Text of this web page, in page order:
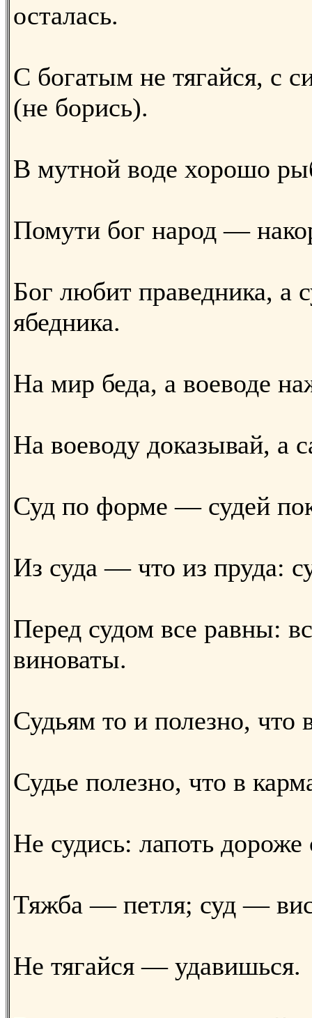
осталась.
С богатым не тягайся, с
(не борись).
В мутной воде хорошо
Помути бог народ —
Бог любит праведника, а
ябедника.
На мир беда, а воеводе
На воеводу доказывай, а
Суд по форме — судей
Из суда — что из пруда:
Перед судом все равны:
виноваты.
Судьям то и полезно, что
Судье полезно, что в
Не судись: лапоть дороже
Тяжба — петля; суд —
Не тягайся — удавишься.